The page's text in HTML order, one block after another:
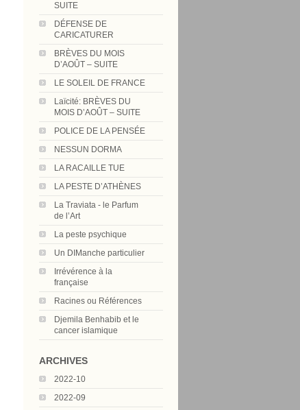
SUITE
DÉFENSE DE
CARICATURER
BRÈVES DU MOIS
D’AOÛT – SUITE
LE SOLEIL DE FRANCE
Laïcité: BRÈVES DU
MOIS D’AOÛT – SUITE
POLICE DE LA PENSÉE
NESSUN DORMA
LA RACAILLE TUE
LA PESTE D’ATHÈNES
La Traviata - le Parfum
de l’Art
La peste psychique
Un DIManche particulier
Irrévérence à la
française
Racines ou Références
Djemila Benhabib et le
cancer islamique
ARCHIVES
2022-10
2022-09